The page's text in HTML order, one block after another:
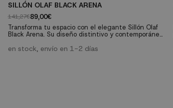
SILLÓN OLAF BLACK ARENA
141,27€89,00€
Transforma tu espacio con el elegante Sillón Olaf
Black Arena. Su diseño distintivo y contemporáneo,
lo convierte en la pieza central perfecta para
en stock, envío en 1-2 días